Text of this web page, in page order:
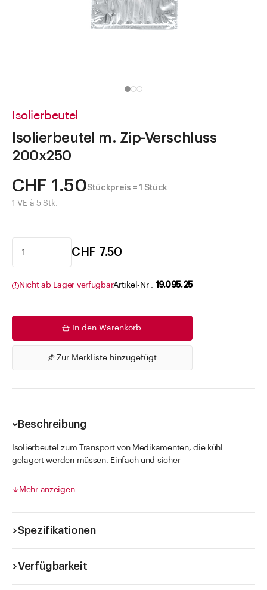
Isolierbeutel
Isolierbeutel m. Zip-Verschluss
200x250
CHF 1.50Stückpreis = 1 Stück
1 VE à 5 Stk.
CHF 7.50
Nicht ab Lager verfügbarArtikel-Nr . 19.095.25
In den Warenkorb
Zur Merkliste hinzugefügt
Beschreibung
Isolierbeutel zum Transport von Medikamenten, die kühl
gelagert werden müssen. Einfach und sicher
verwendbar.
Mehr anzeigen
Spezifikationen
Verfügbarkeit